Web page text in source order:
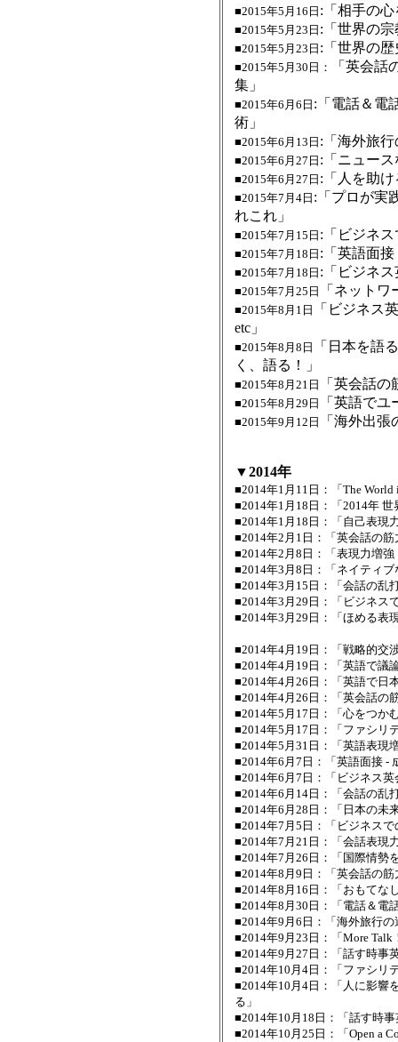
■2015年5月16日 :「相手の
■2015年5月23日 :「世界の
■2015年5月23日 :「世界の
■2015年5月30日：
「英会
集」
■2015年6月6日 :「電話＆電
術」
■2015年6月13日 :「海外旅
■2015年6月27日 :「ニュー
■2015年6月27日 :「人を助
■2015年7月4日 :「プロが実
れこれ」
■2015年7月15日 :「ビジネ
■2015年7月18日 :「英語面
■2015年7月18日 :「ビジネ
■2015年7月25日 「ネット
■2015年8月1日
「ビジネス
etc」
■2015年8月8日
「日本を語
く、語る！」
■2015年8月21日 「英会話
■2015年8月29日 「英語で
■2015年9月12日 「海外出
▼2014年
■2014年1月11日：「The
■2014年1月18日：「2014年
■2014年1月18日：「自己表現
■2014年2月1日：「英会話の
■2014年2月8日：「表現力増
■2014年3月8日：「ネイティ
■2014年3月15日：「会話の乱
■2014年3月29日：「ビジネス
■2014年3月29日：「ほめる表
■2014年4月19日：「戦略的交
■2014年4月19日：「英語で議
■2014年4月26日：「英語で日
■2014年4月26日：「英会話の
■2014年5月17日：「心をつか
■2014年5月17日：「ファシリ
■2014年5月31日：「英語表現
■2014年6月7日：「英語面接 -
■2014年6月7日：「ビジネス
■2014年6月14日：「会話の乱
■2014年6月28日：「日本の未
■2014年7月5日：「ビジネス
■2014年7月21日：「会話表現
■2014年7月26日：「国際情勢
■2014年8月9日：「英会話の
■2014年8月16日：「おもてな
■2014年8月30日：「電話＆電
■2014年9月6日：「海外旅行
■2014年9月23日：「More
■2014年9月27日：「話す時事
■2014年10月4日：「ファシリ
■2014年10月4日：「人に影響
る」
■2014年10月18日：「話す時
■2014年10月25日：「Open a